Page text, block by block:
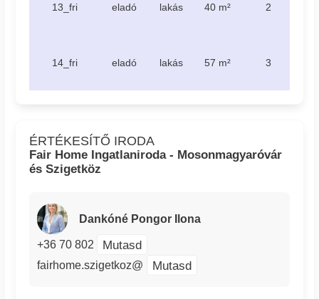
13_fri eladó lakás 40 m² 2
14_fri eladó lakás 57 m² 3
ÉRTÉKESÍTŐ IRODA
Fair Home Ingatlaniroda - Mosonmagyaróvár
és Szigetköz
Dankóné Pongor Ilona
+36 70 802 Mutasd
fairhome.szigetkoz@ Mutasd